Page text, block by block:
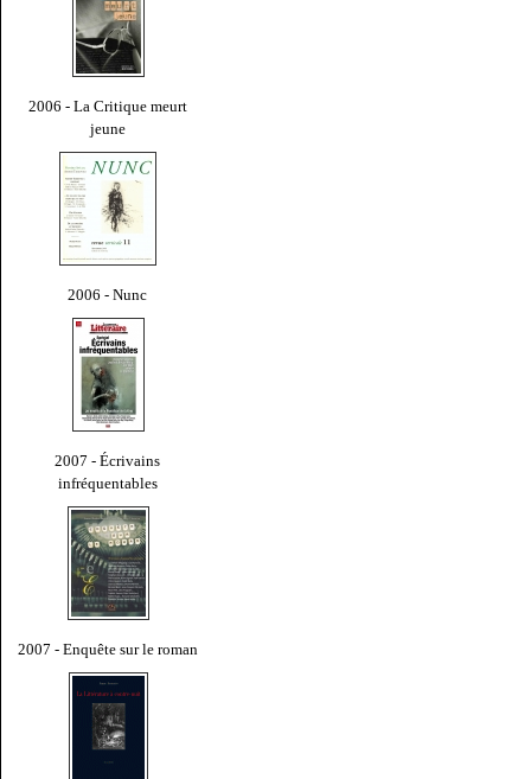
2006 - La Critique meurt
jeune
2006 - Nunc
2007 - Écrivains
infréquentables
2007 - Enquête sur le roman